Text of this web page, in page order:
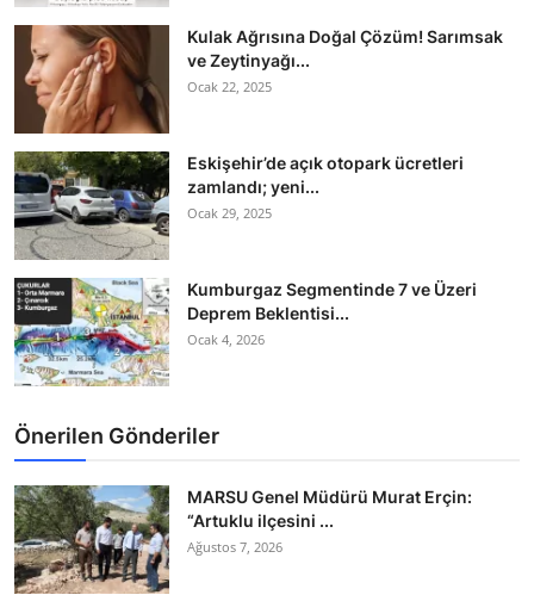
Kulak Ağrısına Doğal Çözüm! Sarımsak
ve Zeytinyağı...
Ocak 22, 2025
Eskişehir’de açık otopark ücretleri
zamlandı; yeni...
Ocak 29, 2025
Kumburgaz Segmentinde 7 ve Üzeri
Deprem Beklentisi...
Ocak 4, 2026
Önerilen Gönderiler
MARSU Genel Müdürü Murat Erçin:
“Artuklu ilçesini ...
Ağustos 7, 2026